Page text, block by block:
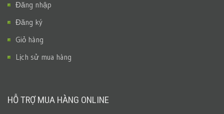
Đăng nhập
Đăng ký
Giỏ hàng
Lịch sử mua hàng
HỖ TRỢ MUA HÀNG ONLINE